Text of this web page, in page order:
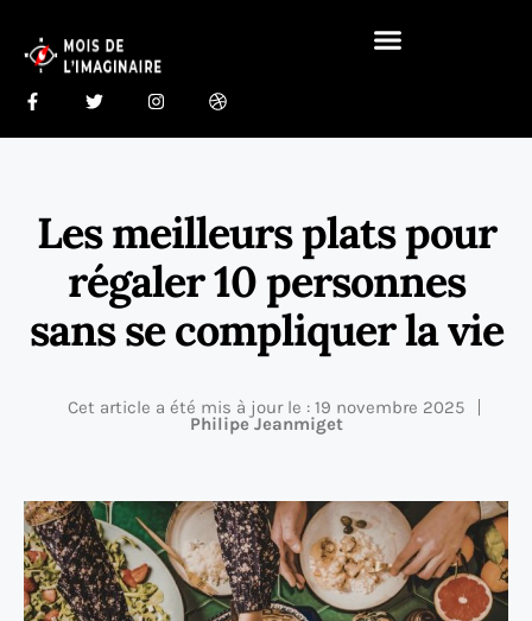
Les meilleurs plats pour
régaler 10 personnes
sans se compliquer la vie
Cet article a été mis à jour le : 19 novembre 2025
Philipe Jeanmiget